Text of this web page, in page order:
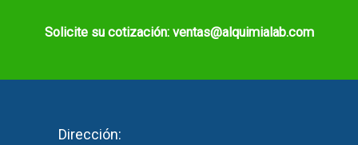
Solicite su cotización: ventas@alquimialab.com
Dirección: